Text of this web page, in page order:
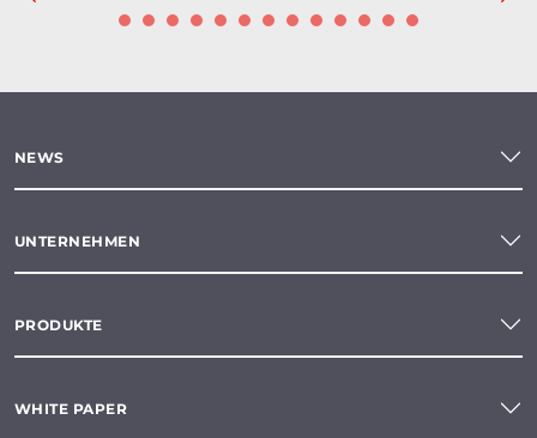
NEWS
UNTERNEHMEN
PRODUKTE
WHITE PAPER